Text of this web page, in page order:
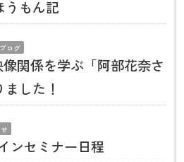
うもん記
ログ
像関係を学ぶ「阿部花奈さ
した！
ンセミナー日程